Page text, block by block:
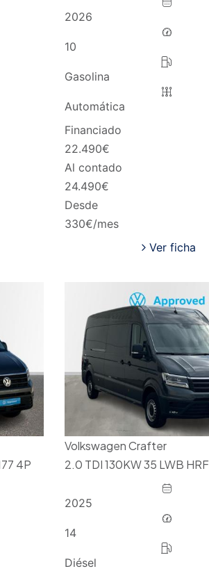
2026
10
Gasolina
Automática
Financiado
22.490€
Al contado
24.490€
Desde
330€/mes
Ver ficha
4P
Volkswagen Crafter
2.0 TDI 130KW 35 LWB
2025
14
Diésel